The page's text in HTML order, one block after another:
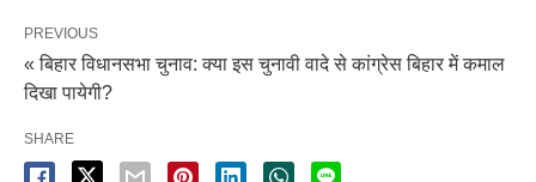
PREVIOUS
« बिहार विधानसभा चुनाव: क्या इस चुनावी वादे से कांग्रेस बिहार में कमाल
दिखा पायेगी?
SHARE